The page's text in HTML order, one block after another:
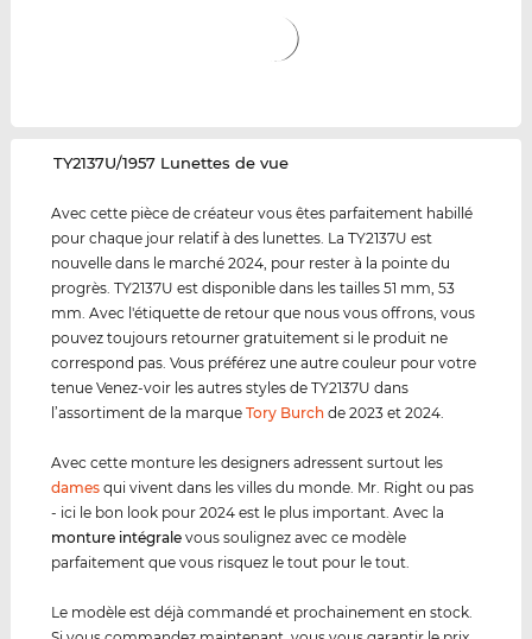
‌TY2137U/1957 Lunettes de vue
Avec cette pièce de créateur vous êtes parfaitement habillé
pour chaque jour relatif à des lunettes. La TY2137U est
nouvelle dans le marché 2024, pour rester à la pointe du
progrès. TY2137U est disponible dans les tailles 51 mm, 53
mm. Avec l'étiquette de retour que nous vous offrons, vous
pouvez toujours retourner gratuitement si le produit ne
correspond pas. Vous préférez une autre couleur pour votre
tenue Venez-voir les autres styles de TY2137U dans
l’assortiment de la marqueTory Burch de 2023 et 2024.
Avec cette monture les designers adressent surtout les
dames qui vivent dans les villes du monde. Mr. Right ou pas
- ici le bon look pour 2024 est le plus important. Avec la
monture intégrale vous soulignez avec ce modèle
parfaitement que vous risquez le tout pour le tout.
Le modèle est déjà commandé et prochainement en stock.